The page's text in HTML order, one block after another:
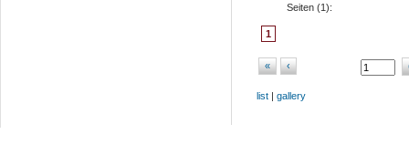
Seiten (1):
1
« ‹
list | gallery